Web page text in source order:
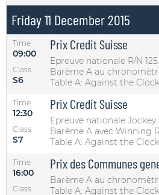
Friday 11 December 2015
Time
09:00
Class
S6
Prix Credit Suisse
Epreuve nationale R/N
Barème A au
Table A: Against the
Time
12:30
Class
S7
Prix Credit Suisse
Epreuve nationale Jockey
Barème A avec Winning
Table A: Against the
Time
16:00
Class
Prix des Communes
Barème A au
Table A: Against the Clock